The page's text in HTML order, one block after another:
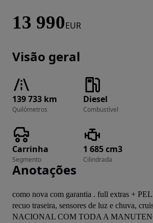
13 990EUR
Visão geral
139 733 km
Quilómetros
Diesel
Combustível
Carrinha
Segmento
1 685 cm3
Cilindrada
Anotações
como nova com garantia . full extras +
recuo traseira, sensores de luz e chuva,
NACIONAL COM TODA A